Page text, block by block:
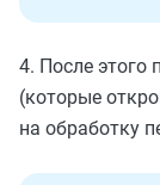
4. После этого
(которые
на обработку